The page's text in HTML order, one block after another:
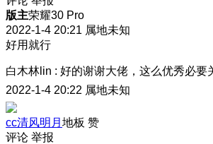
版主荣耀30 Pro
2022-1-4 20:21 属地未知
好用就行
白木林lin : 好的谢谢大佬，这么优秀必要
2022-1-4 20:22 属地未知
cc清风明月 地板 赞
评论 举报